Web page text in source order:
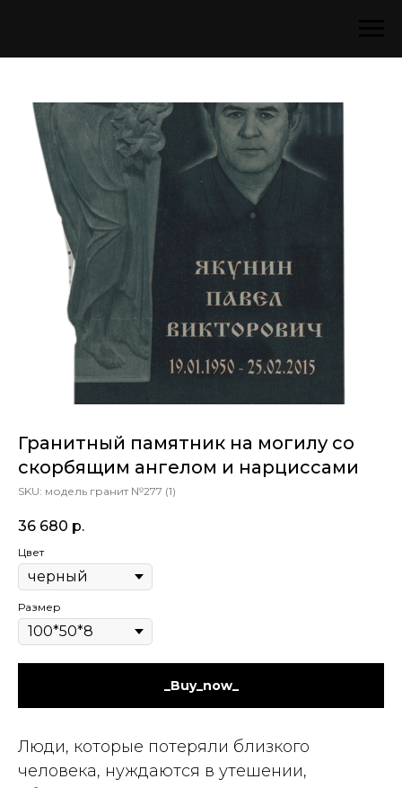
Гранитный памятник на могилу со
скорбящим ангелом и нарциссами
SKU: модель гранит №277 (1)
36 680 р.
Цвет
Размер
_Buy_now_
Люди, которые потеряли близкого
человека, нуждаются в утешении,